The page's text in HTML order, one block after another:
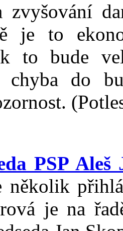
zvyšování
je to
to bude
chyba do
PSP Aleš
několik
je na